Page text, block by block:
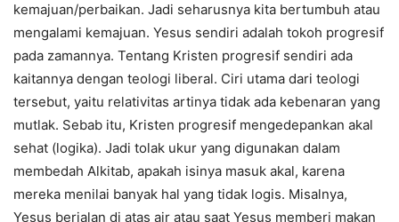
kemajuan/perbaikan. Jadi seharusnya kita bertumbuh atau
mengalami kemajuan. Yesus sendiri adalah tokoh progresif
pada zamannya. Tentang Kristen progresif sendiri ada
kaitannya dengan teologi liberal. Ciri utama dari teologi
tersebut, yaitu relativitas artinya tidak ada kebenaran yang
mutlak. Sebab itu, Kristen progresif mengedepankan akal
sehat (logika). Jadi tolak ukur yang digunakan dalam
membedah Alkitab, apakah isinya masuk akal, karena
mereka menilai banyak hal yang tidak logis. Misalnya,
Yesus berjalan di atas air atau saat Yesus memberi makan